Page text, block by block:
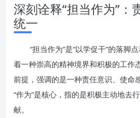
深刻诠释“担当作为”：
统一
“担当作为”是“以学促干”的落脚
着一种崇高的精神境界和积极的工作
前提，强调的是一种责任意识、使命
“作为”是核心，指的是积极主动地去
献。